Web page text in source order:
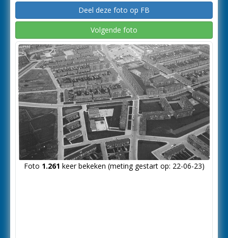
Deel deze foto op FB
Volgende foto
Foto 1.261 keer bekeken (meting gestart op: 22-06-23)